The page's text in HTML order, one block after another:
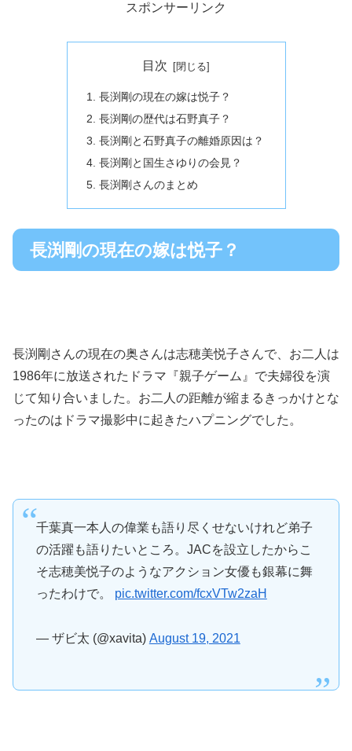
スポンサーリンク
目次
長渕剛の現在の嫁は悦子？
長渕剛の歴代は石野真子？
長渕剛と石野真子の離婚原因は？
長渕剛と国生さゆりの会見？
長渕剛さんのまとめ
長渕剛の現在の嫁は悦子？
長渕剛さんの現在の奥さんは志穂美悦子さんで、お二人は
1986年に放送されたドラマ『親子ゲーム』で夫婦役を演
じて知り合いました。お二人の距離が縮まるきっかけとな
ったのはドラマ撮影中に起きたハプニングでした。
千葉真一本人の偉業も語り尽くせないけれど弟子
の活躍も語りたいところ。JACを設立したからこ
そ志穂美悦子のようなアクション女優も銀幕に舞
ったわけで。 pic.twitter.com/fcxVTw2zaH
— ザビ太 (@xavita) August 19, 2021